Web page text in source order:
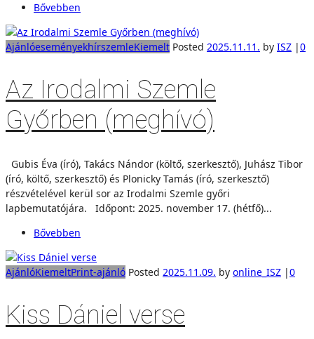
Bővebben
AjánlóeseményekhírszemleKiemelt Posted 2025.11.11. by ISZ |0
Az Irodalmi Szemle
Győrben (meghívó)
Gubis Éva (író), Takács Nándor (költő, szerkesztő), Juhász Tibor
(író, költő, szerkesztő) és Plonicky Tamás (író, szerkesztő)
részvételével kerül sor az Irodalmi Szemle győri
lapbemutatójára. Időpont: 2025. november 17. (hétfő)...
Bővebben
AjánlóKiemeltPrint-ajánló Posted 2025.11.09. by online_ISZ |0
Kiss Dániel verse